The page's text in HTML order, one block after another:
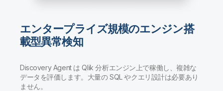
エンタープライズ規模のエンジン搭
載型異常検知
Discovery Agent は Qlik 分析エンジン上で稼働し、複雑な
データを評価します。大量の SQL やクエリ設計は必要あり
ません。